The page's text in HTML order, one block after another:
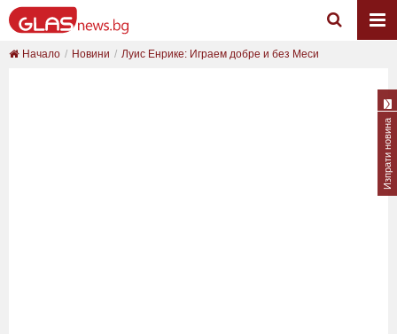
Начало Новини Луис Енрике: Играем добре и без Меси
Изпрати новина